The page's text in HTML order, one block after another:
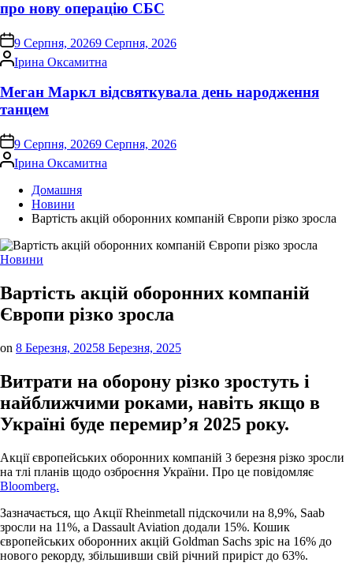
про нову операцію СБС
on9 Серпня, 20269 Серпня, 2026
Опубліковано
Ірина Оксамитна
Меган Маркл відсвяткувала день народження
танцем
on9 Серпня, 20269 Серпня, 2026
Опубліковано
Ірина Оксамитна
Домашня
Новини
Вартість акцій оборонних компаній Європи різко зросла
Опублікувати
Новини
Вартість акцій оборонних компаній
Європи різко зросла
on 8 Березня, 20258 Березня, 2025
Витрати на оборону різко зростуть і
найближчими роками, навіть якщо в
Україні буде перемир’я 2025 року.
Акції європейських оборонних компаній 3 березня різко зросли
на тлі планів щодо озброєння України. Про це повідомляє
Bloomberg.
Зазначається, що Акції Rheinmetall підскочили на 8,9%, Saab
зросли на 11%, а Dassault Aviation додали 15%. Кошик
європейських оборонних акцій Goldman Sachs зріс на 16% до
нового рекорду, збільшивши свій річний приріст до 63%.